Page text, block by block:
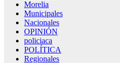
Morelia
Municipales
Nacionales
OPINIÓN
policiaca
POLÍTICA
Regionales